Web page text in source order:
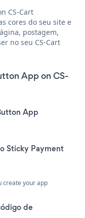
CS-Cart
cores do seu site e
postagem,
no seu CS-Cart
App on CS-
App
Sticky Payment
create your app
de